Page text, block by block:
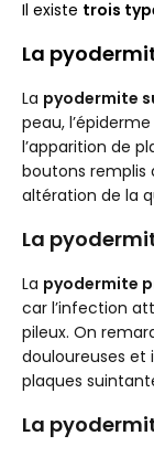
Il existe trois
La
La pyodermite
peau,
l’apparition de
boutons remplis
altération de la
La
La pyodermite
car l’infection
pileux. On
douloureuses et
plaques
La